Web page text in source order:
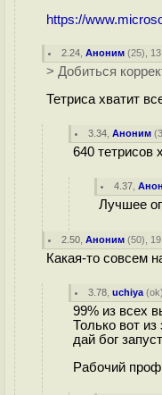
https://
2.24 ,Аноним (25),
> Добиться
Тетриса хватит
3.34 ,Аноним (
640 тетрисов
4.37 ,
Лучшее
2.50 ,Аноним (50),
Какая-то совсем
3.78 ,uchiya (ok
99% из всех
Только вот
дай бог
Рабочий